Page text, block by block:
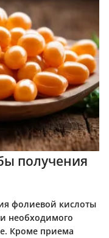
получения
фолиевой кислоты
необходимого
Кроме приема